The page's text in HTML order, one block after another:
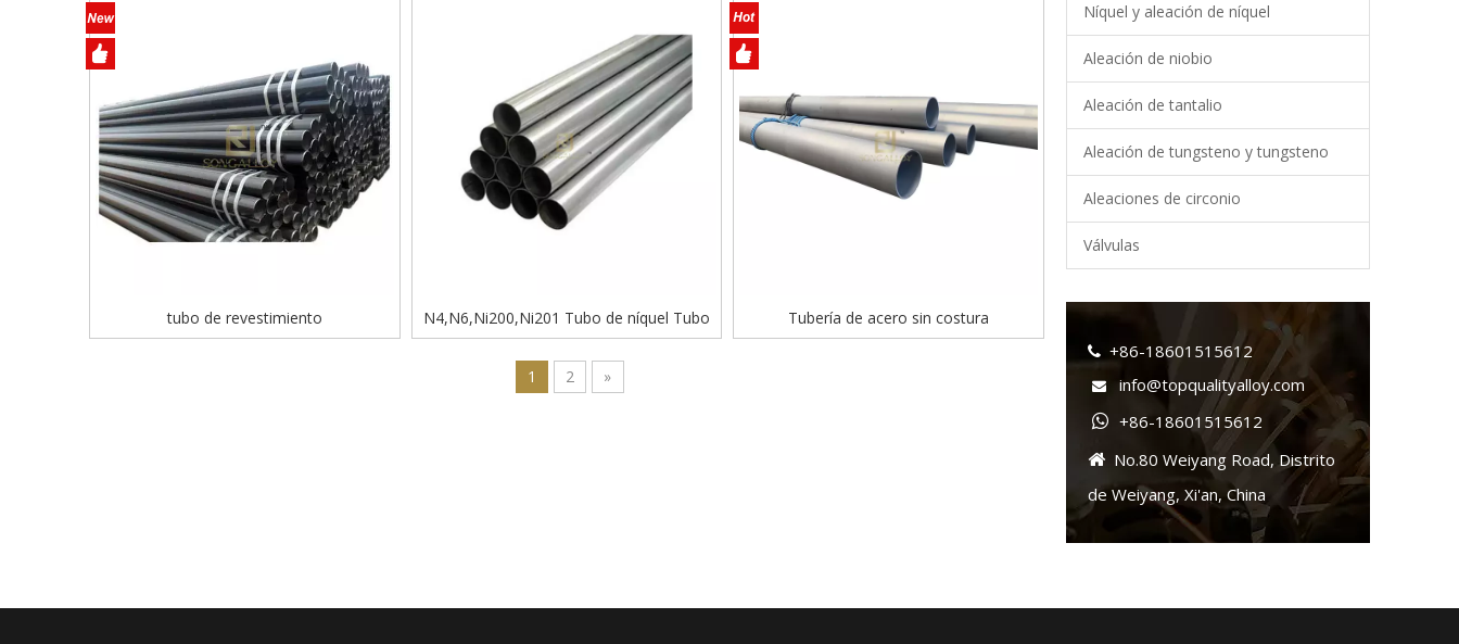
tubo de revestimiento
N4,N6,Ni200,Ni201 Tubo de níquel Tubo
de níquel
Tubería de acero sin costura
1 2 »
Níquel y aleación de níquel
Aleación de niobio
Aleación de tantalio
Aleación de tungsteno y tungsteno
Aleaciones de circonio
Válvulas
 +86-18601515612
 info@topqualityalloy.com
 +86-18601515612
 No.80 Weiyang Road, Distrito
de Weiyang, Xi'an, China